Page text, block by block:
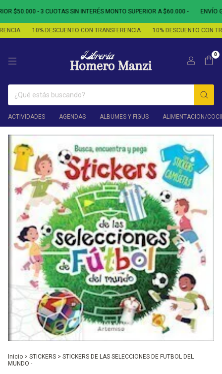
$50.000 - 3 CUOTAS SIN INTERÉS MONTO SUPERIOR A $60.000 - ENVÍO
10% DESCUENTO CON TRANSFERENCIA 10% DESCUENTO CON
0
ACTIVIDADES AGENDAS ALBUMES Y FIGUS ALIMENTACION/
Inicio > STICKERS > STICKERS DE LAS SELECCIONES DE FUTBOL DEL
MUNDO -